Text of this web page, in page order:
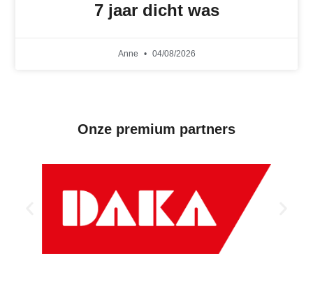
7 jaar dicht was
Anne 04/08/2026
Onze premium partners